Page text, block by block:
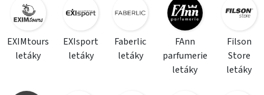
EXIMtours
letáky
EXIsport
letáky
Faberlic
letáky
FAnn
parfumerie
letáky
Filson
Store
letáky